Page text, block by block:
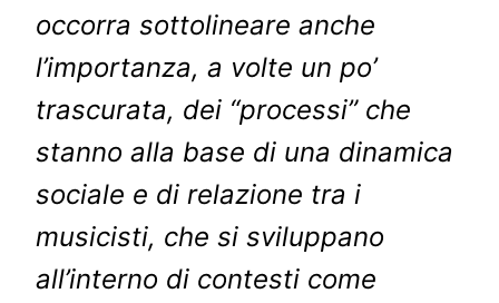
occorra sottolineare anche
l’importanza, a volte un po’
trascurata, dei “processi” che
stanno alla base di una dinamica
sociale e di relazione tra i
musicisti, che si sviluppano
all’interno di contesti come